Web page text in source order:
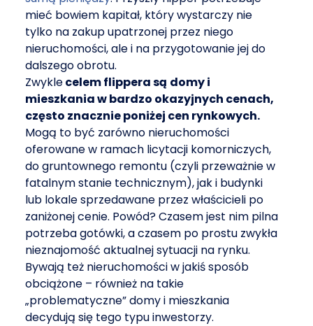
mieć bowiem kapitał, który wystarczy nie
tylko na zakup upatrzonej przez niego
nieruchomości, ale i na przygotowanie jej do
dalszego obrotu.
Zwyklecelem flippera są domy i
mieszkania w bardzo okazyjnych cenach,
często znacznie poniżej cen rynkowych.
Mogą to być zarówno nieruchomości
oferowane w ramach licytacji komorniczych,
do gruntownego remontu (czyli przeważnie w
fatalnym stanie technicznym), jak i budynki
lub lokale sprzedawane przez właścicieli po
zaniżonej cenie. Powód? Czasem jest nim pilna
potrzeba gotówki, a czasem po prostu zwykła
nieznajomość aktualnej sytuacji na rynku.
Bywają też nieruchomości w jakiś sposób
obciążone – również na takie
„problematyczne” domy i mieszkania
decydują się tego typu inwestorzy.